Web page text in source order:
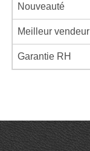
Nouveauté
Meilleur vendeur
Garantie RH